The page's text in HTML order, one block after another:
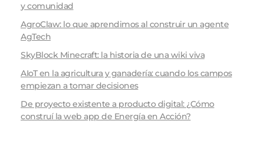
y comunidad
AgroClaw: lo que aprendimos al construir un agente
AgTech
SkyBlock Minecraft: la historia de una wiki viva
AIoT en la agricultura y ganadería: cuando los campos
empiezan a tomar decisiones
De proyecto existente a producto digital: ¿Cómo
construí la web app de Energía en Acción?